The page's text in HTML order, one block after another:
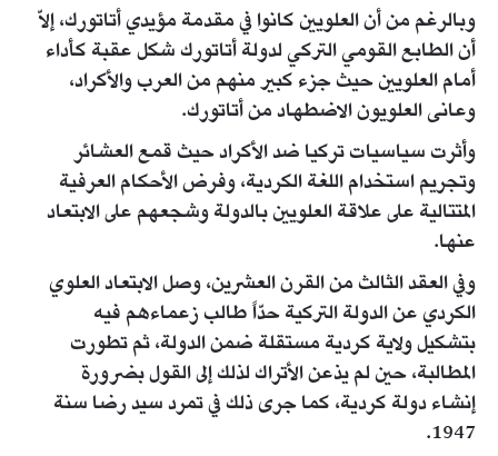
وبالرغم من أن العلويين كانوا في مقدمة مؤيدي أتاتورك، إلاّ
أن الطابع القومي التركي لدولة أتاتورك شكل عقبة كأداء
أمام العلويين حيث جزء كبير منهم من العرب والأكراد،
وعانى العلويون الاضطهاد من أتاتورك.
وأثرت سياسيات تركيا ضد الأكراد حيث قمع العشائر
وتجريم استخدام اللغة الكردية، وفرض الأحكام العرفية
المتتالية على علاقة العلويين بالدولة وشجعهم على الابتعاد
عنها.
وفي العقد الثالث من القرن العشرين، وصل الابتعاد العلوي
الكردي عن الدولة التركية حدّاً طالب زعماءهم فيه
بتشكيل ولاية كردية مستقلة ضمن الدولة، ثم تطورت
المطالبة، حين لم يذعن الأتراك لذلك إلى القول بضرورة
إنشاء دولة كردية، كما جرى ذلك في تمرد سيد رضا سنة
1947.